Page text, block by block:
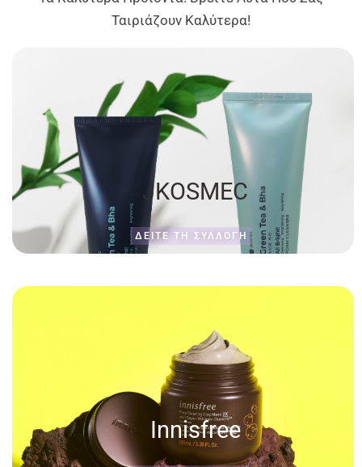
Ταιριάζουν Καλύτερα!
JKOSMEC
ΔΕΊΤΕ ΤΗ ΣΥΛΛΟΓΗ
Innisfree